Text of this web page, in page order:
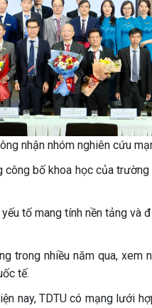
nhận nhóm nghiên cứu
bố khoa học của
tố mang tính nền tảng và
trong nhiều năm qua, xem
tế.
nay, TDTU có mạng lưới